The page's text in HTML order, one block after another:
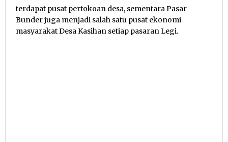
terdapat pusat pertokoan desa, sementara Pasar
Bunder juga menjadi salah satu pusat ekonomi
masyarakat Desa Kasihan setiap pasaran Legi.